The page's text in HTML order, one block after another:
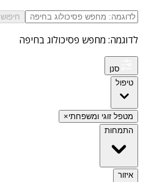
חיפוש
לדוגמה: מחפש פסיכולוג בחיפה
סנן
טיפול
מטפל זוגי ומשפחתי×
התמחות
איזור